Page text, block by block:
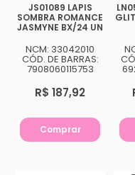
JS01089 LAPIS
SOMBRA ROMANCE
JASMYNE BX/24 UN
NCM: 33042010
CÓD. DE BARRAS:
7908060115753
R$ 187,92
Comprar